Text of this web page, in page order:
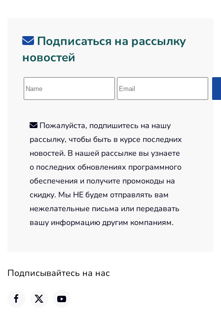
Подписаться на рассылку
новостей
Пожалуйста, подпишитесь на нашу
рассылку, чтобы быть в курсе последних
новостей. В нашей рассылке вы узнаете
о последних обновлениях программного
обеспечения и получите промокоды на
скидку. Мы НЕ будем отправлять вам
нежелательные письма или передавать
вашу информацию другим компаниям.
Подписывайтесь на нас